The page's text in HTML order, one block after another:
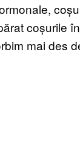
coșurile
mai des